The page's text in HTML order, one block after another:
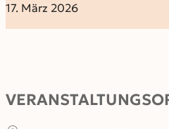
17. März 2026